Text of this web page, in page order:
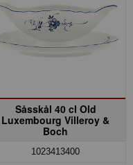
Såsskål 40 cl Old
Luxembourg Villeroy &
Boch
1023413400